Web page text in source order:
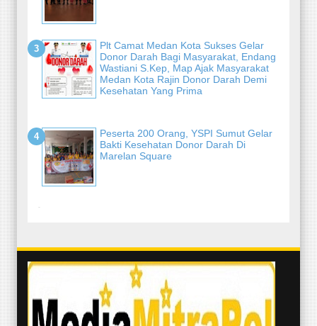
Plt Camat Medan Kota Sukses Gelar
Donor Darah Bagi Masyarakat, Endang
Wastiani S.Kep, Map Ajak Masyarakat
Medan Kota Rajin Donor Darah Demi
Kesehatan Yang Prima
Peserta 200 Orang, YSPI Sumut Gelar
Bakti Kesehatan Donor Darah Di
Marelan Square
-